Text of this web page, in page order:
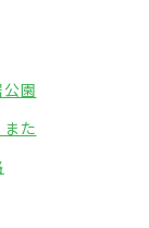
園
た